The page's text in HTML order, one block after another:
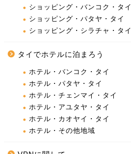
ショッピング・バンコク・タイ
ショッピング・パタヤ・タイ
ショッピング・シラチャ・タイ
タイでホテルに泊まろう
ホテル・バンコク・タイ
ホテル・パタヤ・タイ
ホテル・チェンマイ・タイ
ホテル・アユタヤ・タイ
ホテル・カオヤイ・タイ
ホテル・その他地域